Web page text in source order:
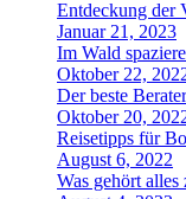
Entdeckung der
Januar 21, 2023
Im Wald
Oktober 22,
Der beste
Oktober 20,
Reisetipps für
August 6, 2022
Was gehört